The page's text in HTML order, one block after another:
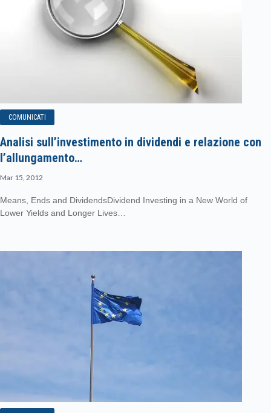
COMUNICATI
Analisi sull’investimento in dividendi e relazione con
l’allungamento…
Mar 15, 2012
Means, Ends and DividendsDividend Investing in a New World of
Lower Yields and Longer Lives…